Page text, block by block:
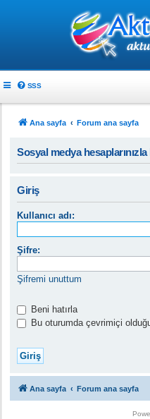
SSS
Ana sayfa Forum ana sayfa
Sosyal medya hesaplarınızla
Giriş
Kullanıcı adı:
Şifre:
Şifremi unuttum
Beni hatırla
Bu oturumda çevrimiçi
Ana sayfa Forum ana sayfa